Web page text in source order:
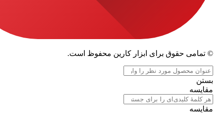
برای ابزار کارین محفوظ است.